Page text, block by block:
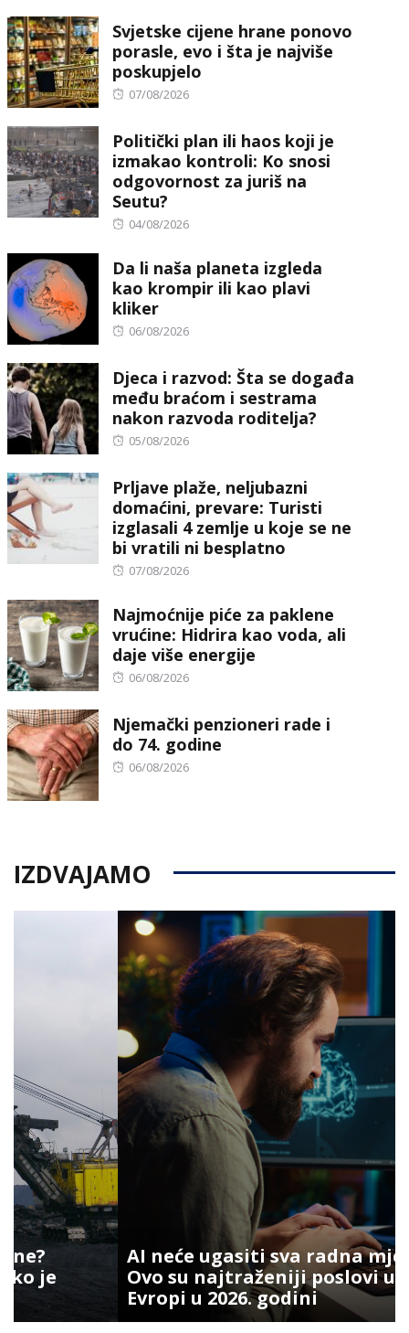
Svjetske cijene hrane ponovo
porasle, evo i šta je najviše
poskupjelo
Posted
07/08/2026
Politički plan ili haos koji je
izmakao kontroli: Ko snosi
odgovornost za juriš na
Seutu?
Posted
04/08/2026
Da li naša planeta izgleda
kao krompir ili kao plavi
kliker
Posted
06/08/2026
Djeca i razvod: Šta se događa
među braćom i sestrama
nakon razvoda roditelja?
Posted
05/08/2026
Prljave plaže, neljubazni
domaćini, prevare: Turisti
izglasali 4 zemlje u koje se ne
bi vratili ni besplatno
Posted
07/08/2026
Najmoćnije piće za paklene
vrućine: Hidrira kao voda, ali
daje više energije
Posted
06/08/2026
Njemački penzioneri rade i
do 74. godine
Posted
06/08/2026
IZDVAJAMO
AI neće ugasiti sva radna mjesta:
Ovo su najtraženiji poslovi u
Evropi u 2026. godini